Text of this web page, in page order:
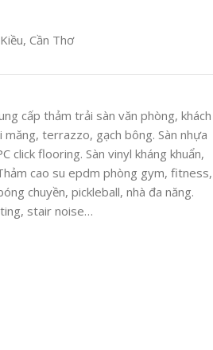
Cần Thơ
cấp thảm trải sàn văn phòng, khách
măng, terrazzo, gạch bông. Sàn nhựa
click flooring. Sàn vinyl kháng khuẩn,
cao su epdm phòng gym, fitness,
chuyền, pickleball, nhà đa năng.
stair noise…